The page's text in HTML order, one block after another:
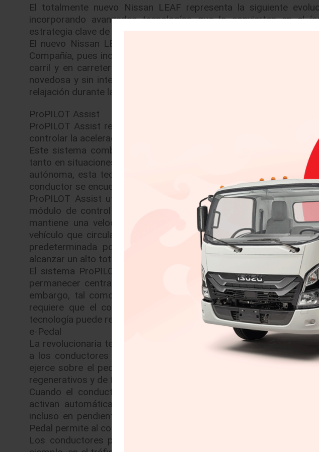
El totalmente nuevo Nissan LEAF representa la siguiente
incorporando avanzadas tecnologías que lo convierten en el
estrategia clave de la marca para el futuro.
El nuevo Nissan LEAF es pionero en la adopción de la primera
Compañía, pues incorpora innovaciones de última generación
carril y en carretera – y e-Pedal – permite conducir y frenar
novedosa y sin interrupciones, volviendo los trayectos más
relajación durante la conducción.
ProPILOT Assist
ProPILOT Assist reduce las molestias ocasionadas por la
controlar la aceleración, el frenado y la dirección durante la
Este sistema combina Dirección Asistida y Control de Crucero
tanto en situaciones de tráfico pesado como en tránsito fluido.
autónoma, esta tecnología es un sistema de asistencia en la
conductor se encuentren sobre el volante.
ProPILOT Assist utiliza una cámara al frente del vehículo, al
módulo de control electrónico que ayudan al conductor a
mantiene una velocidad en el vehículo preestablecida por el
vehículo que circula al frente, en caso de que la velocidad del
predeterminada por el conductor. También puede hacer que el
alcanzar un alto total, y lo detiene cuando existen embotellamientos.
El sistema ProPILOT Assist tiene la habilidad de rastrear
permanecer centrado en su carril, así como a ajustar el vehículo
embargo, tal como sucede en los vehículos que no son
requiere que el conductor permanezca involucrado en la
tecnología puede reducir la fatiga del usuario y aumentar el
e-Pedal
La revolucionaria tecnología e-Pedal de Nissan LEAF transforma la
a los conductores arrancar, acelerar, desacelerar y detenerse
ejerce sobre el pedal del acelerador. Cuando este último se
regenerativos y de fricción de forma automática, con lo cual el
Cuando el conductor reduce la presión sobre el acelerador, los
activan automáticamente, por lo que el vehículo se detiene
incluso en pendientes inclinadas, hasta que el conductor vuelve
Pedal permite al conductor maximizar su placer de conducción en
Los conductores pueden cubrir el 90 por ciento de sus